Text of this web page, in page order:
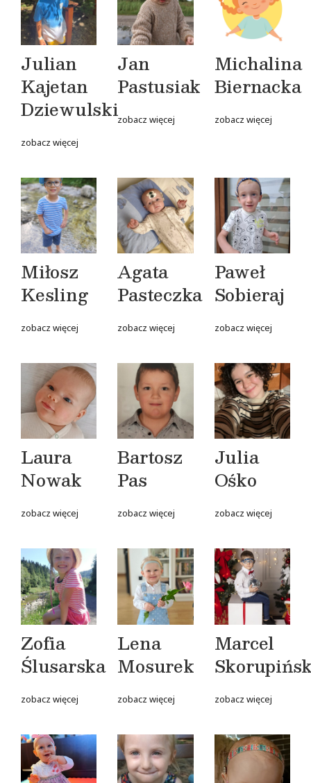
Julian
Kajetan
Dziewulski
zobacz więcej
Jan
Pastusiak
zobacz więcej
Michalina
Biernacka
zobacz więcej
Miłosz
Kesling
zobacz więcej
Agata
Pasteczka
zobacz więcej
Paweł
Sobieraj
zobacz więcej
Laura
Nowak
zobacz więcej
Bartosz
Pas
zobacz więcej
Julia
Ośko
zobacz więcej
Zofia
Ślusarska
zobacz więcej
Lena
Mosurek
zobacz więcej
Marcel
zobacz więcej